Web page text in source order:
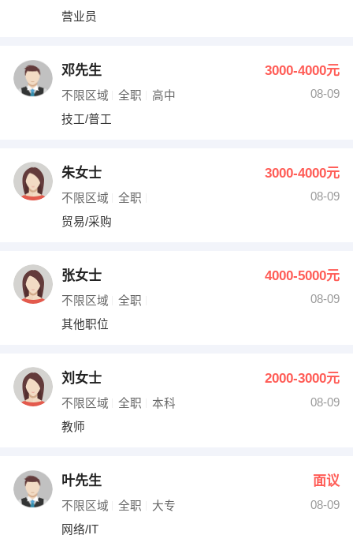
营业员
邓先生 3000-4000元
不限区域 全职 高中
08-09
技工/普工
朱女士 3000-4000元
不限区域 全职
08-09
贸易/采购
张女士 4000-5000元
不限区域 全职
08-09
其他职位
刘女士 2000-3000元
不限区域 全职 本科
08-09
教师
叶先生 面议
不限区域 全职 大专
08-09
网络/IT